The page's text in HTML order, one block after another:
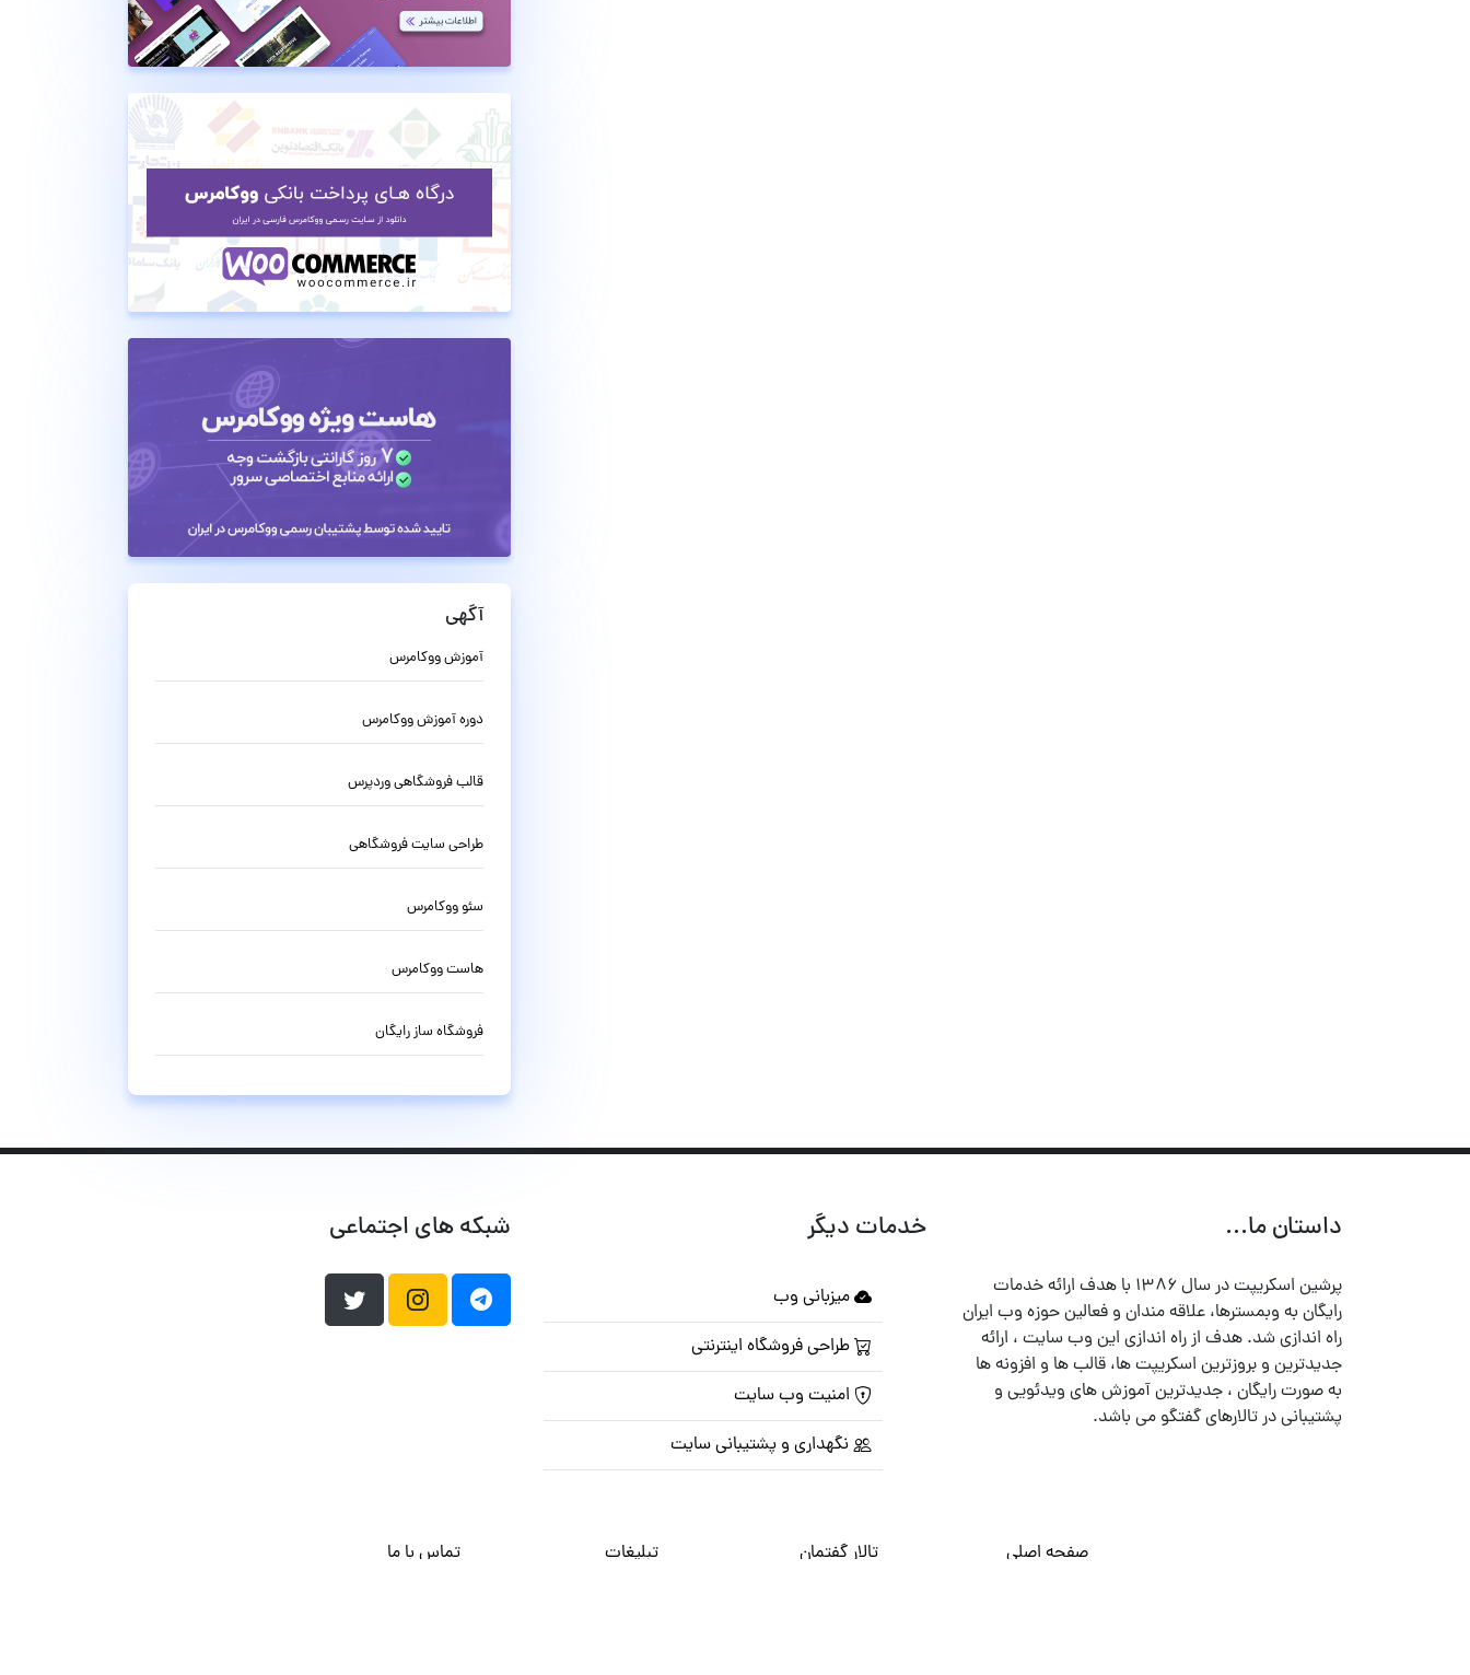
آگهی
آموزش ووکامرس
دوره آموزش ووکامرس
قالب فروشگاهی وردپرس
طراحی سایت فروشگاهی
سئو ووکامرس
هاست ووکامرس
فروشگاه ساز رایگان
داستان ما...
پرشین اسکریپت در سال ۱۳۸۶ با هدف ارائه خدمات
رایگان به وبمسترها، علاقه مندان و فعالین حوزه وب ایران
راه اندازی شد. هدف از راه اندازی این وب سایت ، ارائه
جدیدترین و بروزترین اسکریپت ها، قالب ها و افزونه ها
به صورت رایگان ، جدیدترین آموزش های ویدئویی و
پشتیبانی در تالارهای گفتگو می باشد.
خدمات دیگر
میزبانی وب
طراحی فروشگاه اینترنتی
امنیت وب سایت
نگهداری و پشتیبانی سایت
شبکه های اجتماعی
صفحه اصلی تالار گفتمان تبلیغات تماس با ما